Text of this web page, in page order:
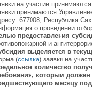
на участие
принимаются
677008, Республика
о проведении
предоставления
и
выделяется в
(ссылка) заявки на
количество
которым должен
месяцу